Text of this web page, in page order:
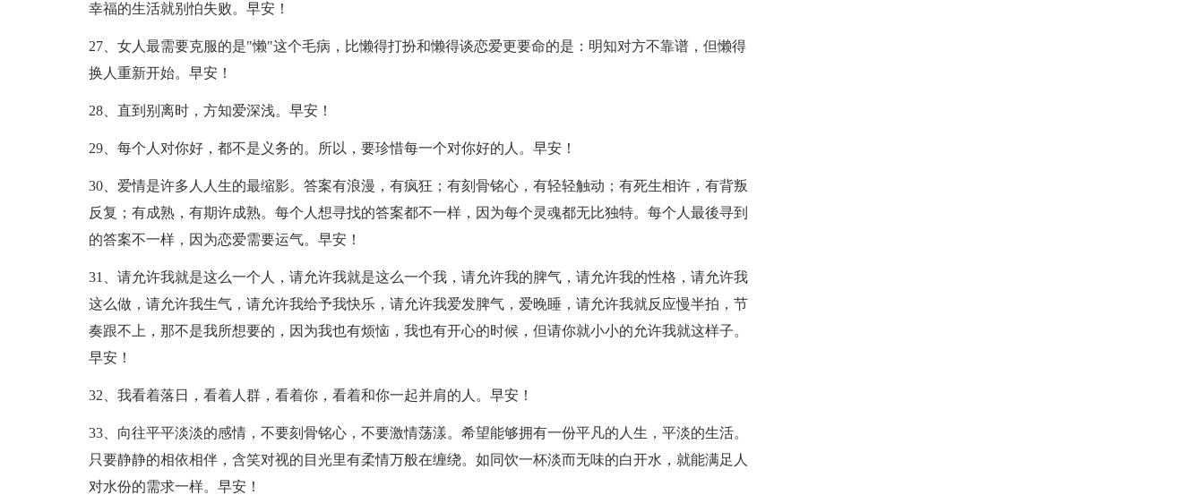
幸福的生活就别怕失败。早安！
27、女人最需要克服的是"懒"这个毛病，比懒得打扮和懒得谈恋爱更要命的是：明知对方不靠谱，但懒得
换人重新开始。早安！
28、直到别离时，方知爱深浅。早安！
29、每个人对你好，都不是义务的。所以，要珍惜每一个对你好的人。早安！
30、爱情是许多人人生的最缩影。答案有浪漫，有疯狂；有刻骨铭心，有轻轻触动；有死生相许，有背叛
反复；有成熟，有期许成熟。每个人想寻找的答案都不一样，因为每个灵魂都无比独特。每个人最後寻到
的答案不一样，因为恋爱需要运气。早安！
31、请允许我就是这么一个人，请允许我就是这么一个我，请允许我的脾气，请允许我的性格，请允许我
这么做，请允许我生气，请允许我给予我快乐，请允许我爱发脾气，爱晚睡，请允许我就反应慢半拍，节
奏跟不上，那不是我所想要的，因为我也有烦恼，我也有开心的时候，但请你就小小的允许我就这样子。
早安！
32、我看着落日，看着人群，看着你，看着和你一起并肩的人。早安！
33、向往平平淡淡的感情，不要刻骨铭心，不要激情荡漾。希望能够拥有一份平凡的人生，平淡的生活。
只要静静的相依相伴，含笑对视的目光里有柔情万般在缠绕。如同饮一杯淡而无味的白开水，就能满足人
对水份的需求一样。早安！